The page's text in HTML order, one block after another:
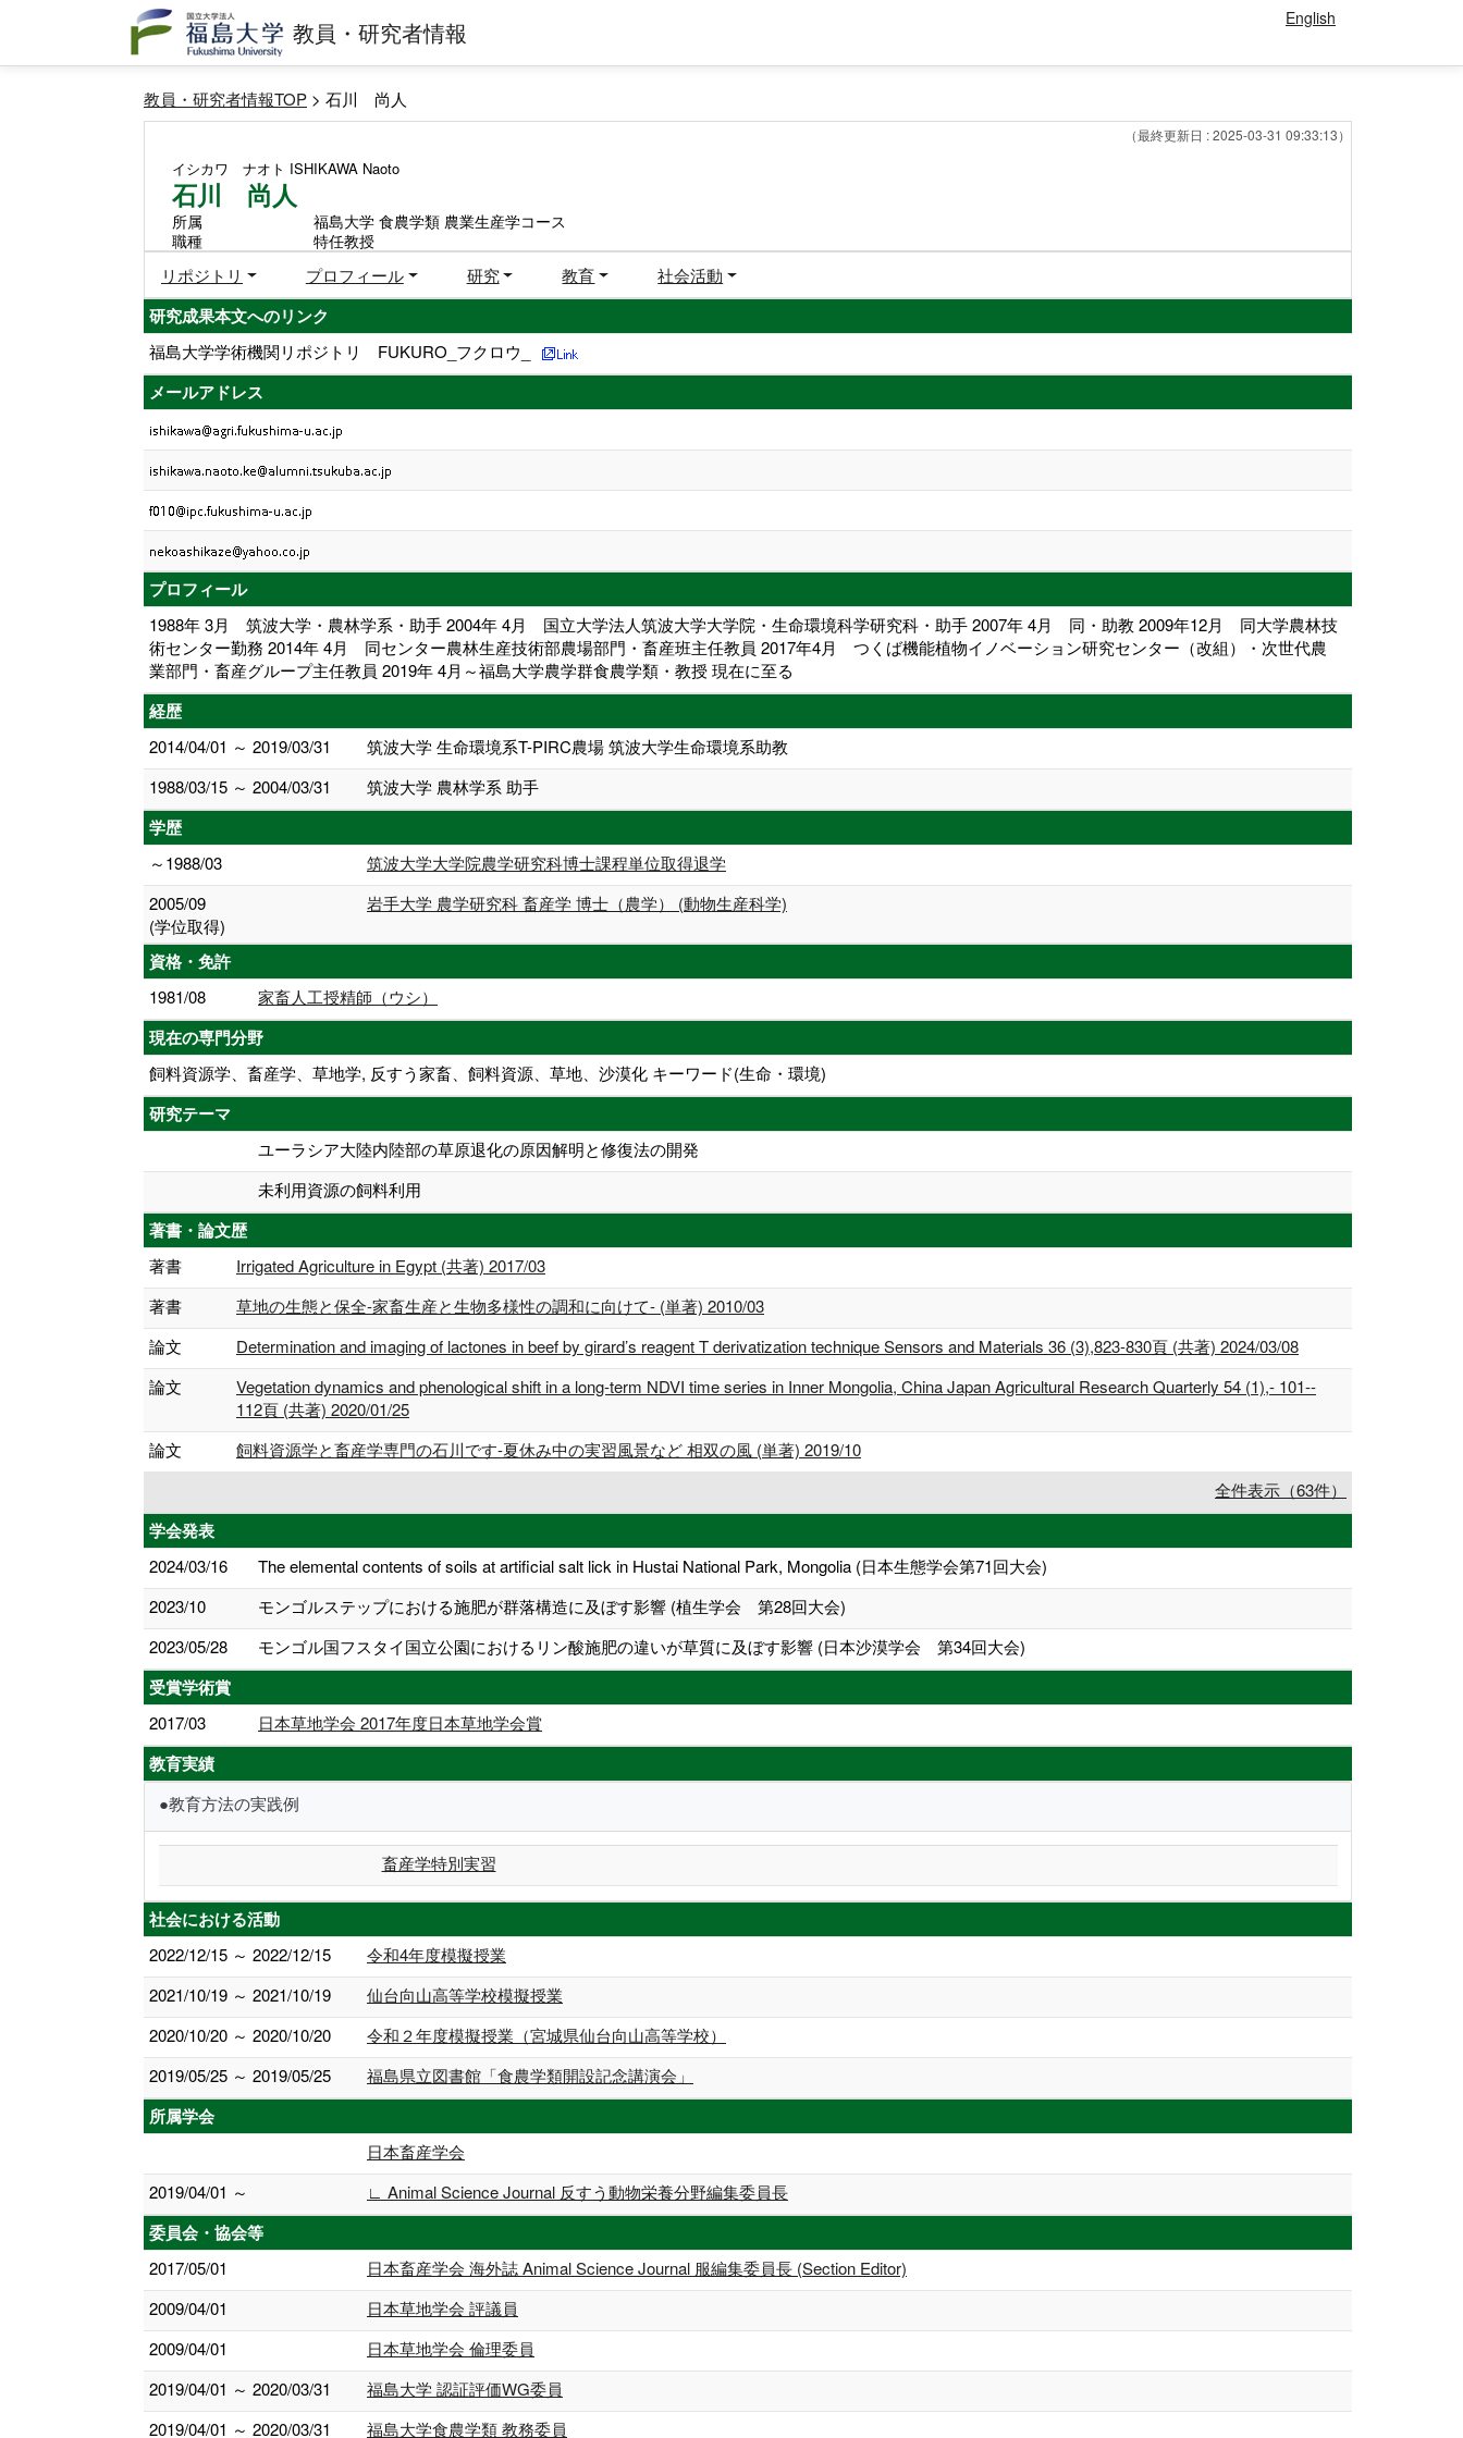
教員・研究者情報 English
教員・研究者情報TOP > 石川 尚人
（最終更新日 : 2025-03-31 09:33:13）
イシカワ ナオト ISHIKAWA Naoto
石川 尚人
所属
福島大学 食農学類 農業生産学コース
職種
特任教授
リポジトリ プロフィール 研究 教育 社会活動
研究成果本文へのリンク
福島大学学術機関リポジトリ FUKURO_フクロウ_
メールアドレス
プロフィール
1988年 3月 筑波大学・農林学系・助手 2004年 4月 国立大学法人筑波大学大学院・生命環境科学研究科・助手 2007年 4月 同・助教 2009年12月 同大学農林技
術センター勤務 2014年 4月 同センター農林生産技術部農場部門・畜産班主任教員 2017年4月 つくば機能植物イノベーション研究センター（改組）・次世代農
業部門・畜産グループ主任教員 2019年 4月～福島大学農学群食農学類・教授 現在に至る
経歴
2014/04/01 ～ 2019/03/31
筑波大学 生命環境系T-PIRC農場 筑波大学生命環境系助教
1988/03/15 ～ 2004/03/31
筑波大学 農林学系 助手
学歴
～1988/03
筑波大学大学院農学研究科博士課程単位取得退学
2005/09
(学位取得)
岩手大学 農学研究科 畜産学 博士（農学） (動物生産科学)
資格・免許
1981/08 家畜人工授精師（ウシ）
現在の専門分野
飼料資源学、畜産学、草地学, 反すう家畜、飼料資源、草地、沙漠化 キーワード(生命・環境)
研究テーマ
ユーラシア大陸内陸部の草原退化の原因解明と修復法の開発
未利用資源の飼料利用
著書・論文歴
著書
Irrigated Agriculture in Egypt (共著) 2017/03
著書
草地の生態と保全-家畜生産と生物多様性の調和に向けて- (単著) 2010/03
論文
Determination and imaging of lactones in beef by girard’s reagent T derivatization technique Sensors and Materials 36 (3),823-830頁 (共著) 2024/03/08
論文
Vegetation dynamics and phenological shift in a long-term NDVI time series in Inner Mongolia, China Japan Agricultural Research Quarterly 54 (1),- 101--
112頁 (共著) 2020/01/25
論文
飼料資源学と畜産学専門の石川です-夏休み中の実習風景など 相双の風 (単著) 2019/10
全件表示（63件）
学会発表
2024/03/16
The elemental contents of soils at artificial salt lick in Hustai National Park, Mongolia (日本生態学会第71回大会)
2023/10
モンゴルステップにおける施肥が群落構造に及ぼす影響 (植生学会 第28回大会)
2023/05/28
モンゴル国フスタイ国立公園におけるリン酸施肥の違いが草質に及ぼす影響 (日本沙漠学会 第34回大会)
受賞学術賞
2017/03 日本草地学会 2017年度日本草地学会賞
教育実績
●教育方法の実践例
畜産学特別実習
社会における活動
2022/12/15 ～ 2022/12/15
令和4年度模擬授業
2021/10/19 ～ 2021/10/19
仙台向山高等学校模擬授業
2020/10/20 ～ 2020/10/20
令和２年度模擬授業（宮城県仙台向山高等学校）
2019/05/25 ～ 2019/05/25
福島県立図書館「食農学類開設記念講演会」
所属学会
日本畜産学会
2019/04/01 ～
∟ Animal Science Journal 反すう動物栄養分野編集委員長
委員会・協会等
2017/05/01
日本畜産学会 海外誌 Animal Science Journal 服編集委員長 (Section Editor)
2009/04/01
日本草地学会 評議員
2009/04/01
日本草地学会 倫理委員
2019/04/01 ～ 2020/03/31
福島大学 認証評価WG委員
2019/04/01 ～ 2020/03/31
福島大学食農学類 教務委員